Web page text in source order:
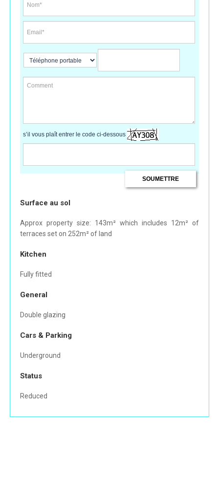
s’il vous plaît entrer le code ci-dessous
Surface au sol
Approx property size: 143m² which includes 12m² of
terraces set on 252m² of land
Kitchen
Fully fitted
General
Double glazing
Cars & Parking
Underground
Status
Reduced